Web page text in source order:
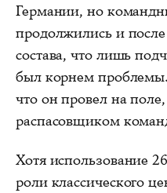
Германии, но
продолжились и после
состава, что лишь
был корнем проблемы.
что он провел на
распасовщиком
Хотя использование
роли классического